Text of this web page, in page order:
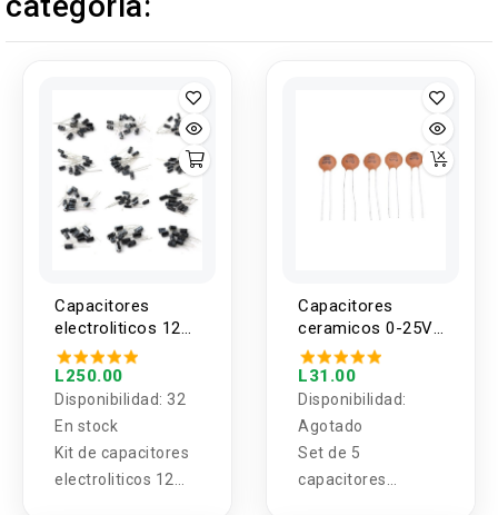
Capacitores
electroliticos 12
valores 1uF -
470uF (120
unidades)
L250.00
Disponibilidad: 32
En stock
Kit de capacitores
electroliticos 12
Capacitores
ceramicos 0-25V
1pf - 100nf 1
valor (5U)
L31.00
Disponibilidad:
Agotado
Set de 5
capacitores